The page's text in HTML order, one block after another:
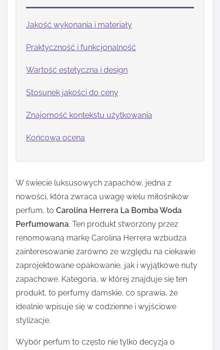
Jakość wykonania i materiały
Praktyczność i funkcjonalność
Wartość estetyczna i design
Stosunek jakości do ceny
Znajomość kontekstu użytkowania
Końcowa ocena
W świecie luksusowych zapachów, jedna z
nowości, która zwraca uwagę wielu miłośników
perfum, to Carolina Herrera La Bomba Woda
Perfumowana. Ten produkt stworzony przez
renomowaną markę Carolina Herrera wzbudza
zainteresowanie zarówno ze względu na ciekawie
zaprojektowane opakowanie, jak i wyjątkowe nuty
zapachowe. Kategoria, w której znajduje się ten
produkt, to perfumy damskie, co sprawia, że
idealnie wpisuje się w codzienne i wyjściowe
stylizacje.
Wybór perfum to często nie tylko decyzja o